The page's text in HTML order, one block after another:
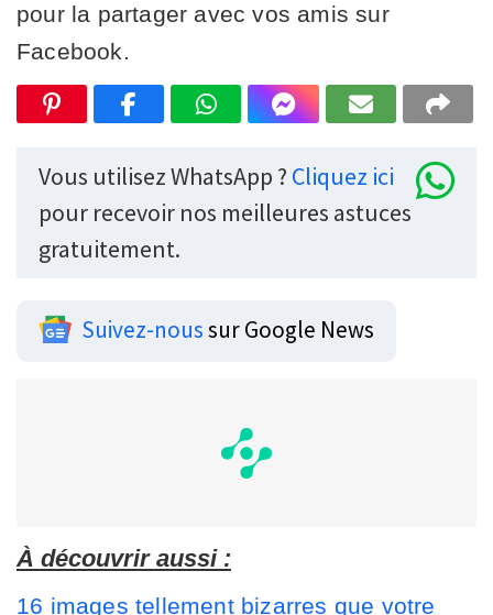
pour la partager avec vos amis sur
Facebook.
Vous utilisez WhatsApp ? Cliquez ici
pour recevoir nos meilleures astuces
gratuitement.
Suivez-noussur Google News
À découvrir aussi :
16 images tellement bizarres que votre